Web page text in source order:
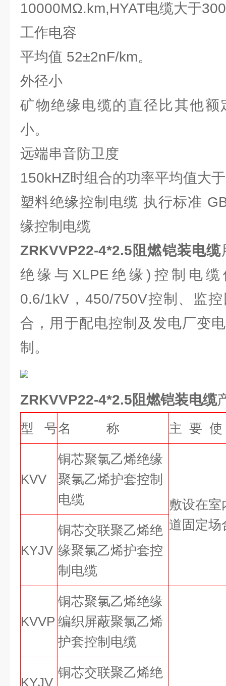
10000MΩ.km,HYAT电缆大于
工作电容
平均值 52±2nF/km。
外径小
矿物绝缘电缆的直径比其他额
小。
远端串音防卫度
150kHZ时组合的功率平均值大
塑料绝缘控制电缆 执行标准
缘控制电缆
ZRKVVP22-4*2.5阻燃铠装电缆
绝缘与XLPE绝缘)控制电
0.6/1kV，450/750V控制、监
合，用于配电控制及发电厂变
制。
ZRKVVP22-4*2.5阻燃铠装电缆
型 号名 称 主 要
KVV
铜芯聚氯乙烯绝缘
聚氯乙烯护套控制
电缆
敷设在室
道固定场
KYJV
铜芯交联聚乙烯绝
缘聚氯乙烯护套控
制电缆
KVVP
铜芯聚氯乙烯绝缘
编织屏蔽聚氯乙烯
护套控制电缆
KYJV
铜芯交联聚乙烯绝